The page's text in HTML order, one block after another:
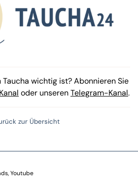
Taucha wichtig ist? Abonnieren Sie
oder unserenTelegram-Kanal.
zur Übersicht
Youtube